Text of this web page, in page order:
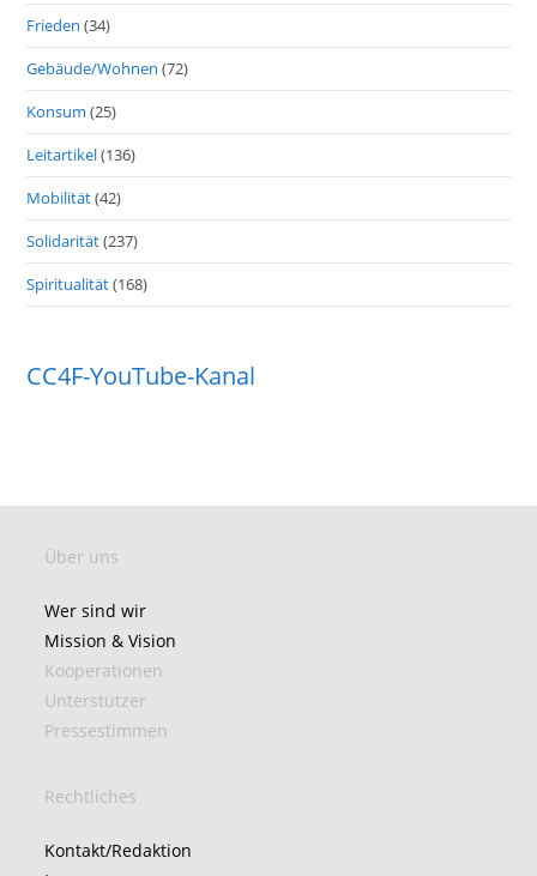
Frieden (34)
Gebäude/Wohnen (72)
Konsum (25)
Leitartikel(136)
Mobilität(42)
Solidarität(237)
Spiritualität(168)
CC4F-YouTube-Kanal
Über uns
Wer sind wir
Mission & Vision
Kooperationen
Unterstützer
Pressestimmen
Rechtliches
Kontakt/Redaktion